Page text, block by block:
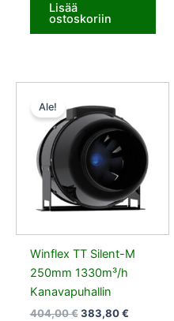
Lisää
ostoskoriin
Ale!
Winflex TT Silent-M
250mm 1330m³/h
Kanavapuhallin
404,00€
oli:
404,00 €.
383,80€
383,80 €.